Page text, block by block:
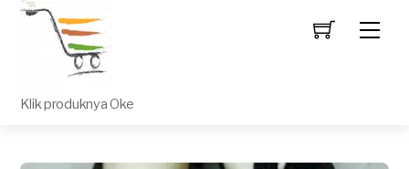
Klik produknya Oke